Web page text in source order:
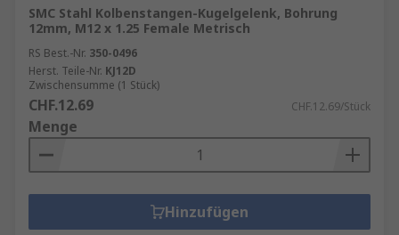
SMC Stahl Kolbenstangen-Kugelgelenk, Bohrung
12mm, M12 x 1.25 Female Metrisch
RS Best.-Nr. 350-0496
Herst. Teile-Nr. KJ12D
Zwischensumme (1 Stück)
CHF.12.69 CHF.12.69/Stück
Menge
Hinzufügen